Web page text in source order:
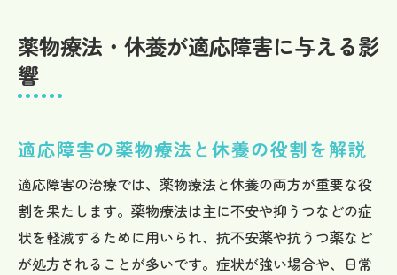
薬物療法・休養が適応障害に与える影
響
適応障害の薬物療法と休養の役割を解説
適応障害の治療では、薬物療法と休養の両方が重要な役
割を果たします。薬物療法は主に不安や抑うつなどの症
状を軽減するために用いられ、抗不安薬や抗うつ薬など
が処方されることが多いです。症状が強い場合や、日常